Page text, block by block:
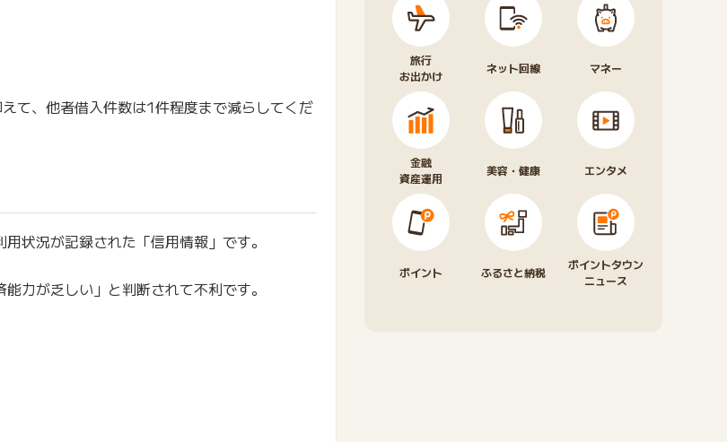
て、他者借入件数は1件程度まで減らしてくだ
状況が記録された「信用情報」です。
力が乏しい」と判断されて不利です。
旅行
お出かけ
ネット回線 マネー
金融
資産運用
美容・健康 エンタメ
ポイント ふるさと納税
ポイントタウン
ニュース